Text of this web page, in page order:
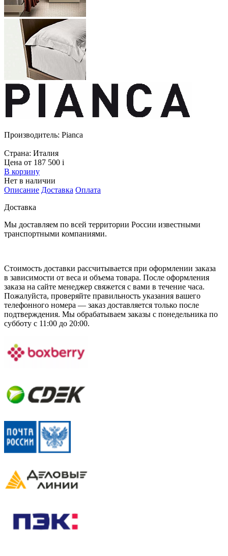
Производитель: Pianca
Страна: Италия
Цена от 187 500 i
В корзину
Нет в наличии
Описание Доставка Оплата
Доставка
Мы доставляем по всей территории России известными
транспортными компаниями.
Стоимость доставки рассчитывается при оформлении заказа
в зависимости от веса и объема товара. После оформления
заказа на сайте менеджер свяжется с вами в течение часа.
Пожалуйста, проверяйте правильность указания вашего
телефонного номера — заказ доставляется только после
подтверждения. Мы обрабатываем заказы с понедельника по
субботу с 11:00 до 20:00.